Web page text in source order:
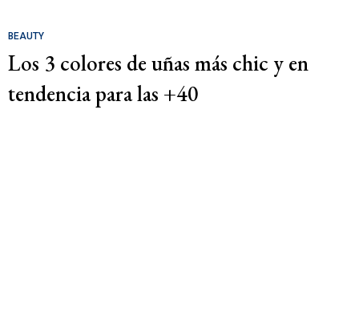
BEAUTY
Los 3 colores de uñas más chic y en
tendencia para las +40